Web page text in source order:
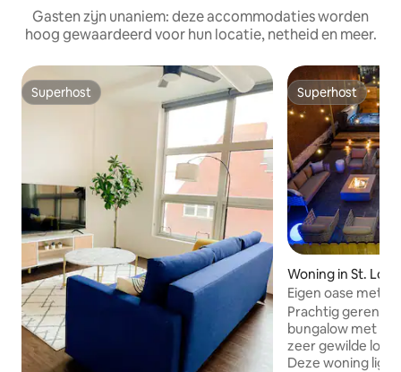
Gasten zijn unaniem: deze accommodaties worden
hoog gewaardeerd voor hun locatie, netheid en meer.
Superhost
Superhost Superhost
Superhost
Woning in St.
Eigen oase met
Prachtig
bungalow met
zeer gewilde
Deze woning ligt